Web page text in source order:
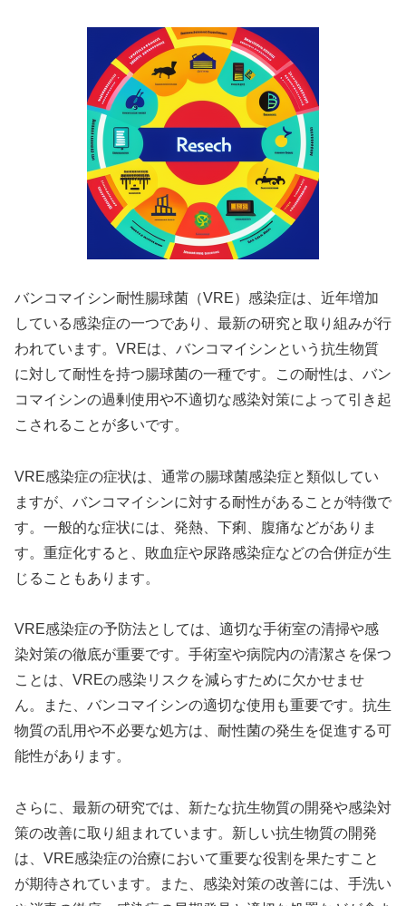
バンコマイシン耐性腸球菌（VRE）感染症は、近年増加
している感染症の一つであり、最新の研究と取り組みが行
われています。VREは、バンコマイシンという抗生物質
に対して耐性を持つ腸球菌の一種です。この耐性は、バン
コマイシンの過剰使用や不適切な感染対策によって引き起
こされることが多いです。
VRE感染症の症状は、通常の腸球菌感染症と類似してい
ますが、バンコマイシンに対する耐性があることが特徴で
す。一般的な症状には、発熱、下痢、腹痛などがありま
す。重症化すると、敗血症や尿路感染症などの合併症が生
じることもあります。
VRE感染症の予防法としては、適切な手術室の清掃や感
染対策の徹底が重要です。手術室や病院内の清潔さを保つ
ことは、VREの感染リスクを減らすために欠かせませ
ん。また、バンコマイシンの適切な使用も重要です。抗生
物質の乱用や不必要な処方は、耐性菌の発生を促進する可
能性があります。
さらに、最新の研究では、新たな抗生物質の開発や感染対
策の改善に取り組まれています。新しい抗生物質の開発
は、VRE感染症の治療において重要な役割を果たすこと
が期待されています。また、感染対策の改善には、手洗い